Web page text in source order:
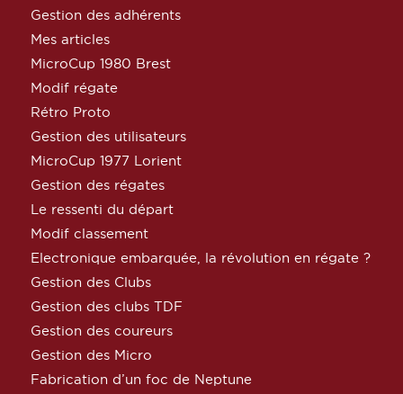
Gestion des adhérents
Mes articles
MicroCup 1980 Brest
Modif régate
Rétro Proto
Gestion des utilisateurs
MicroCup 1977 Lorient
Gestion des régates
Le ressenti du départ
Modif classement
Electronique embarquée, la révolution en régate ?
Gestion des Clubs
Gestion des clubs TDF
Gestion des coureurs
Gestion des Micro
Fabrication d’un foc de Neptune